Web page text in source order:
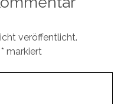
veröffentlicht.
* markiert